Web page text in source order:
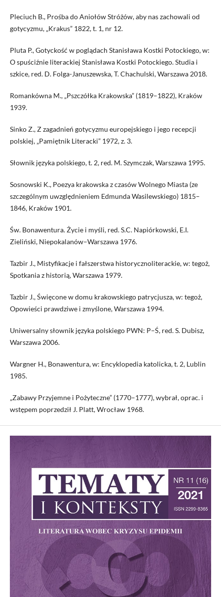
Pleciuch B., Prośba do Aniołów Stróżów, aby nas zachowali od
gotycyzmu, „Krakus” 1822, t. 1, nr 12.
Pluta P., Gotyckość w poglądach Stanisława Kostki Potockiego, w:
O spuściźnie literackiej Stanisława Kostki Potockiego. Studia i
szkice, red. D. Folga-Januszewska, T. Chachulski, Warszawa 2018.
Romankówna M., „Pszczółka Krakowska” (1819–1822), Kraków
1939.
Sinko Z., Z zagadnień gotycyzmu europejskiego i jego recepcji
polskiej, „Pamiętnik Literacki” 1972, z. 3.
Słownik języka polskiego, t. 2, red. M. Szymczak, Warszawa 1995.
Sosnowski K., Poezya krakowska z czasów Wolnego Miasta (ze
szczególnym uwzględnieniem Edmunda Wasilewskiego) 1815–
1846, Kraków 1901.
Św. Bonawentura. Życie i myśli, red. S.C. Napiórkowski, E.I.
Zieliński, Niepokalanów–Warszawa 1976.
Tazbir J., Mistyfikacje i fałszerstwa historycznoliterackie, w: tegoż,
Spotkania z historią, Warszawa 1979.
Tazbir J., Święcone w domu krakowskiego patrycjusza, w: tegoż,
Opowieści prawdziwe i zmyślone, Warszawa 1994.
Uniwersalny słownik języka polskiego PWN: P–Ś, red. S. Dubisz,
Warszawa 2006.
Wargner H., Bonawentura, w: Encyklopedia katolicka, t. 2, Lublin
1985.
„Zabawy Przyjemne i Pożyteczne” (1770–1777), wybrał, oprac. i
wstępem poprzedził J. Platt, Wrocław 1968.